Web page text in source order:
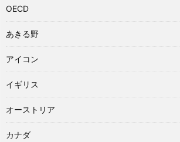
OECD
あきる野
アイコン
イギリス
オーストリア
カナダ